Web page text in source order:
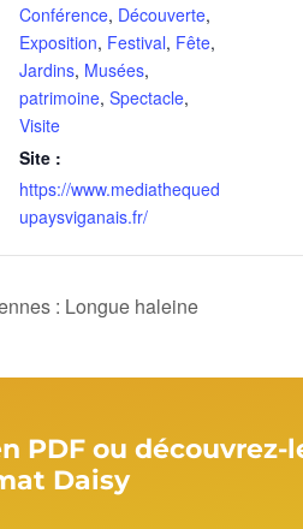
Conférence, Découverte,
Exposition, Festival, Fête,
Jardins, Musées,
patrimoine, Spectacle,
Visite
Site :
https://www.mediathequed
upaysviganais.fr/
: Longue haleine
PDF ou découvrez-
Daisy